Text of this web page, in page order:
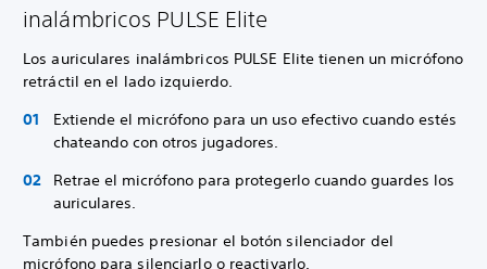
inalámbricos PULSE Elite
Los auriculares inalámbricos PULSE Elite tienen un micrófono
retráctil en el lado izquierdo.
Extiende el micrófono para un uso efectivo cuando estés
chateando con otros jugadores.
Retrae el micrófono para protegerlo cuando guardes los
auriculares.
También puedes presionar el botón silenciador del
micrófono para silenciarlo o reactivarlo.